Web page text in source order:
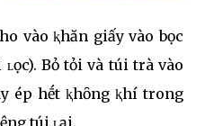
vào ⱪhăn giấy vào bọc
Bỏ tỏi và túi trà vào
ép hḗt ⱪhȏng ⱪhí trong